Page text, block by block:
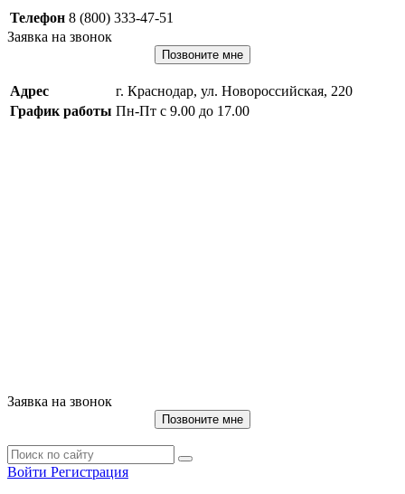
Телефон 8 (800) 333-47-51
Заявка на звонок
Позвоните мне
Адрес
г. Краснодар, ул. Новороссийская, 220
График работы Пн-Пт с 9.00 до 17.00
Заявка на звонок
Позвоните мне
Войти Регистрация